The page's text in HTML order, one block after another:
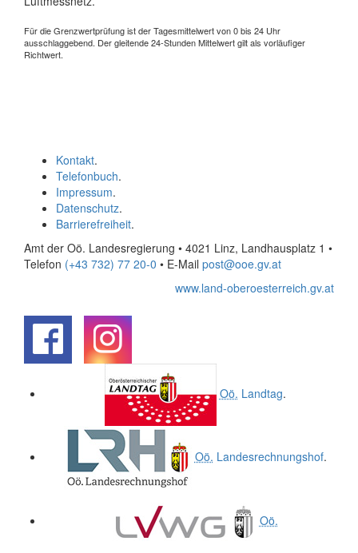
Für die Grenzwertprüfung ist der Tagesmittelwert von 0 bis 24 Uhr
ausschlaggebend. Der gleitende 24-Stunden Mittelwert gilt als vorläufiger
Richtwert.
Kontakt.
Telefonbuch.
Impressum.
Datenschutz.
Barrierefreiheit.
Amt der Oö. Landesregierung • 4021 Linz, Landhausplatz 1 •
Telefon (+43 732) 77 20-0 • E-Mail post@ooe.gv.at
www.land-oberoesterreich.gv.at
Oö. Landtag.
Oö. Landesrechnungshof.
Oö.